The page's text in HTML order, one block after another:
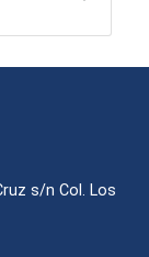
s/n Col. Los